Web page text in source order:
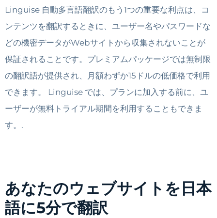
Linguise 自動多言語翻訳のもう1つの重要な利点は、コ
ンテンツを翻訳するときに、ユーザー名やパスワードな
どの機密データがWebサイトから収集されないことが
保証されることです。プレミアムパッケージでは無制限
の翻訳語が提供され、月額わずか15ドルの低価格で利用
できます。 Linguise では、プランに加入する前に、ユ
ーザーが無料トライアル期間を利用することもできま
す。.
あなたのウェブサイトを日本
語に5分で翻訳